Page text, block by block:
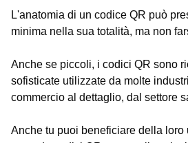
L'anatomia di un codice QR può
minima nella sua totalità, ma non
Anche se piccoli, i codici QR sono
sofisticate utilizzate da molte
commercio al dettaglio, dal settore
Anche tu puoi beneficiare della loro